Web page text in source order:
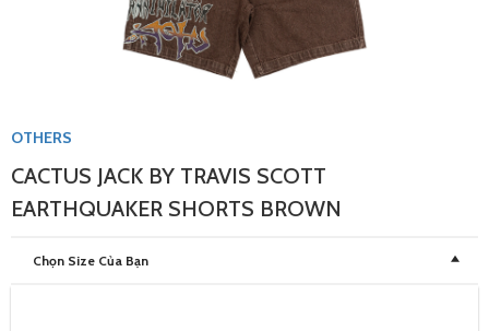
OTHERS
CACTUS JACK BY TRAVIS SCOTT
EARTHQUAKER SHORTS BROWN
Chọn Size Của Bạn